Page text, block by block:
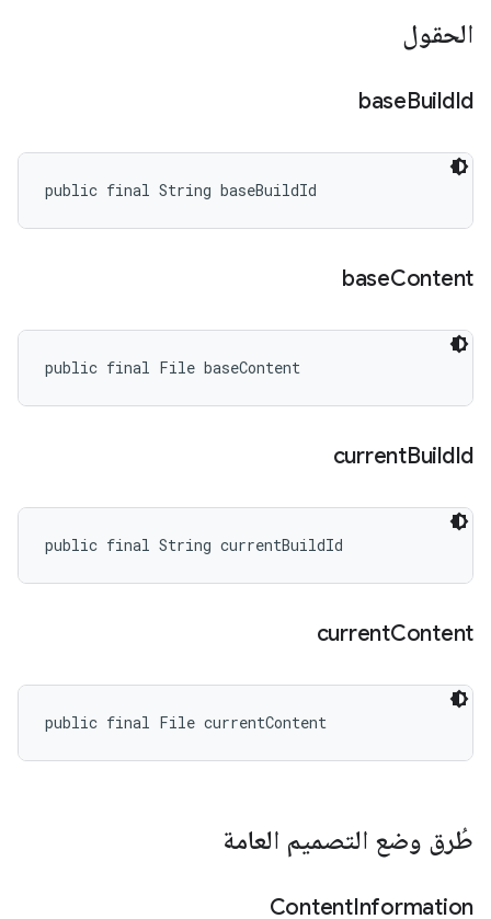
الحقول
baseBuildId
public final String baseBuildId
baseContent
public final File baseContent
currentBuildId
public final String currentBuildId
currentContent
public final File currentContent
طُرق وضع التصميم العامة
ContentInformation